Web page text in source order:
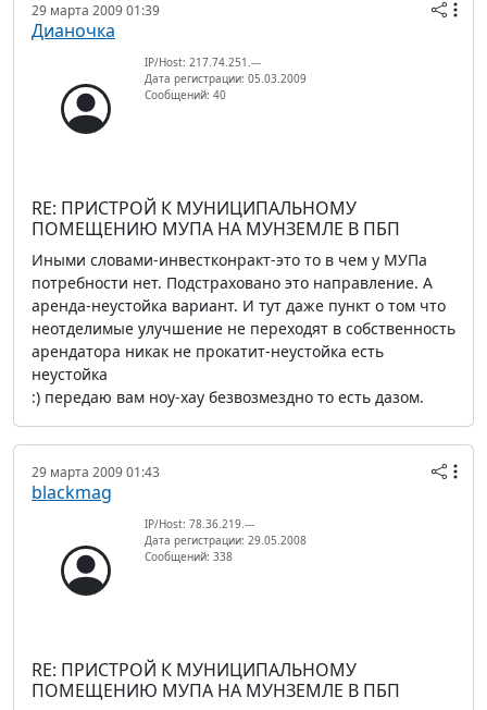
29 марта 2009 01:39
Дианочка
IP/Host: 217.74.251.---
Дата регистрации: 05.03.2009
Сообщений: 40
RE: ПРИСТРОЙ К МУНИЦИПАЛЬНОМУ
ПОМЕЩЕНИЮ МУПА НА МУНЗЕМЛЕ В ПБП
Иными словами-инвестконракт-это то в чем у МУПа
потребности нет. Подстраховано это направление. А
аренда-неустойка вариант. И тут даже пункт о том что
неотделимые улучшение не переходят в собственность
арендатора никак не прокатит-неустойка есть
неустойка
:) передаю вам ноу-хау безвозмездно то есть дазом.
29 марта 2009 01:43
blackmag
IP/Host: 78.36.219.---
Дата регистрации: 29.05.2008
Сообщений: 338
RE: ПРИСТРОЙ К МУНИЦИПАЛЬНОМУ
ПОМЕЩЕНИЮ МУПА НА МУНЗЕМЛЕ В ПБП